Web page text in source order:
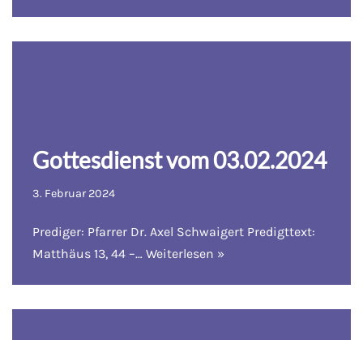
Gottesdienst vom 03.02.2024
3. Februar 2024
Prediger: Pfarrer Dr. Axel Schwaigert Predigttext:
Matthäus 13, 44 –… Weiterlesen »